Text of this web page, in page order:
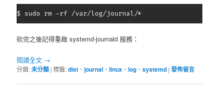
$ sudo rm -rf /var/log/journal/*
砍完之後記得重啟 systemd-journald 服務：
閱讀全文 →
分類:未分類 |標籤:dist 、journal 、linux 、log 、systemd |發佈留言